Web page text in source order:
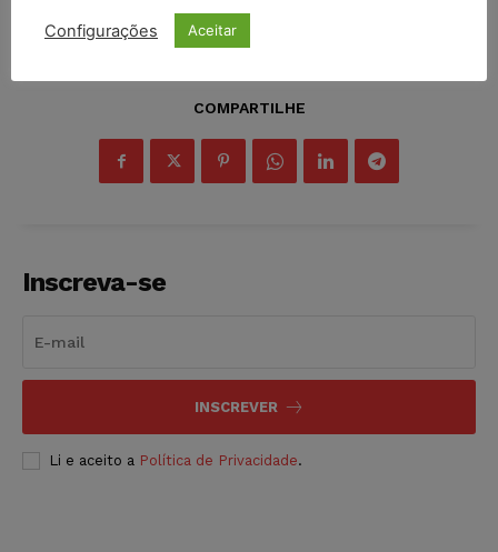
COMPARTILHE
Inscreva-se
INSCREVER
Li e aceito a Política de Privacidade.
Configurações Aceitar